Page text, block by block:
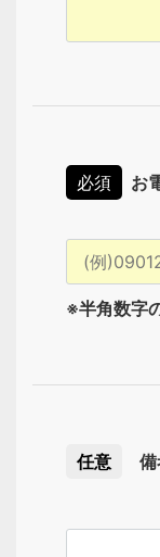
必須 お
※半角数字
任意